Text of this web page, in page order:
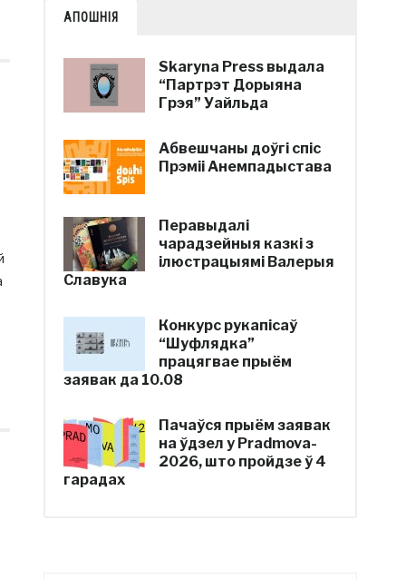
АПОШНІЯ
Skaryna Press выдала
“Партрэт Дорыяна
Грэя” Уайльда
Абвешчаны доўгі спіс
Прэміі Анемпадыстава
Перавыдалі
чарадзейныя казкі з
ілюстрацыямі Валерыя
Славука
Конкурс рукапісаў
“Шуфлядка”
працягвае прыём
заявак да 10.08
Пачаўся прыём заявак
на ўдзел у Pradmova-
2026, што пройдзе ў 4
гарадах